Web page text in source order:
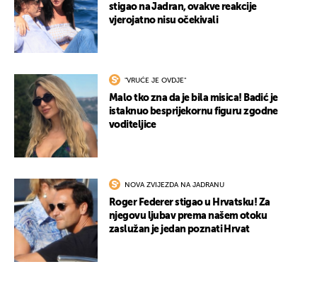
stigao na Jadran, ovakve reakcije
vjerojatno nisu očekivali
"VRUĆE JE OVDJE"
Malo tko zna da je bila misica! Badić je
istaknuo besprijekornu figuru zgodne
voditeljice
NOVA ZVIJEZDA NA JADRANU
Roger Federer stigao u Hrvatsku! Za
njegovu ljubav prema našem otoku
zaslužan je jedan poznati Hrvat